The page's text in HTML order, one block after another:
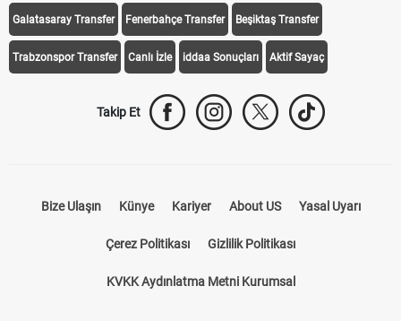
Galatasaray Transfer Fenerbahçe Transfer Beşiktaş Transfer
Trabzonspor Transfer Canlı İzle iddaa Sonuçları Aktif Sayaç
Takip Et
Bize Ulaşın Künye Kariyer About US Yasal Uyarı
Çerez Politikası Gizlilik Politikası
KVKK Aydınlatma Metni Kurumsal